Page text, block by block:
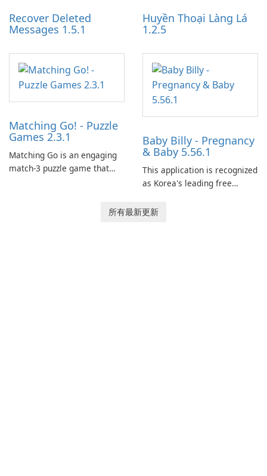
Recover Deleted
Messages 1.5.1
Huyền Thoại Làng Lá
1.2.5
Matching Go! - Puzzle
Games 2.3.1
Matching Go is an engaging
match-3 puzzle game that
Baby Billy - Pregnancy
& Baby 5.56.1
This application is recognized
as Korea's leading free
baby tracking, offering
所有最新更新